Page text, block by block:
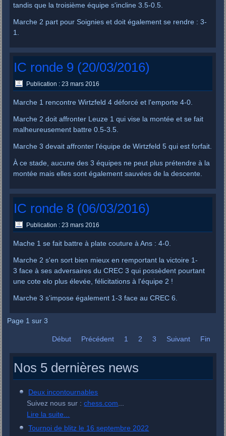
tandis que la troisième équipe s'incline 3.5-0.5.
Marche 2 part pour Soignies et doit également se rendre : 3-
1.
IC ronde 9 (20/03/2016)
Publication : 23 mars 2016
Marche 1 rencontre Wirtzfeld 4 déforcé et l'emporte 4-0.
Marche 2 doit affronter Leuze 1 qui vise la montée et se fait
malheureusement battre 0.5-3.5.
Marche 3 devait affronter l'équipe de Wirtzfeld 5 qui est forfait.
À ce stade, aucune des 3 équipes ne peut plus prétendre à la
montée mais elles sont également sauvées de la descente.
IC ronde 8 (06/03/2016)
Publication : 23 mars 2016
Mache 1 se fait battre à plate couture à Ans : 4-0.
Marche 2 s'en sort bien mieux en remportant la victoire 1-
3 face à ses adversaires du CREC 3 qui possèdent pourtant
une cote elo plus élevée, félicitations à l'équipe 2 !
Marche 3 s'impose également 1-3 face au CREC 6.
Page 1 sur 3
Début Précédent 1 2 3 Suivant Fin
Nos 5 dernières news
Deux incontournables
Suivez nous sur :chess.com
Lire la suite...
Tournoi de blitz le 16 septembre 2022